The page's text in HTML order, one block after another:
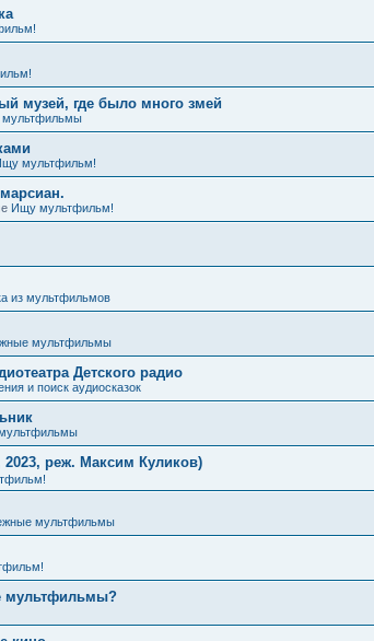
музей, где было много змей
мультфильмы
мультфильм!
Ищу мультфильм!
из мультфильмов
мультфильмы
Детского радио
и поиск аудиосказок
реж. Максим Куликов)
мультфильмы
мультфильмы?